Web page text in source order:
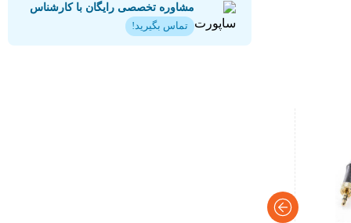
مشاوره تخصصی رایگان با کارشناس
تماس بگیرید!